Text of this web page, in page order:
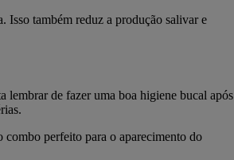
Isso também reduz a produção salivar e
lembrar de fazer uma boa higiene bucal após
combo perfeito para o aparecimento do